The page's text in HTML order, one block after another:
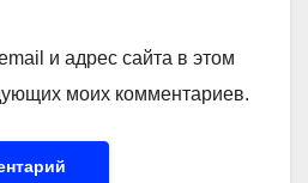
и адрес сайта в этом
моих комментариев.